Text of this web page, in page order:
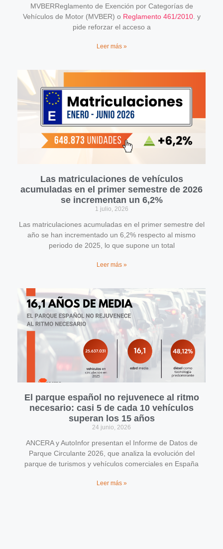
MVBERReglamento de Exención por Categorías de
Vehículos de Motor (MVBER) o Reglamento 461/2010. y
pide reforzar el acceso a
Leer más »
Las matriculaciones de vehículos
acumuladas en el primer semestre de 2026
se incrementan un 6,2%
1 julio, 2026
Las matriculaciones acumuladas en el primer semestre del
año se han incrementado un 6,2% respecto al mismo
periodo de 2025, lo que supone un total
Leer más »
El parque español no rejuvenece al ritmo
necesario: casi 5 de cada 10 vehículos
superan los 15 años
24 junio, 2026
ANCERA y AutoInfor presentan el Informe de Datos de
Parque Circulante 2026, que analiza la evolución del
parque de turismos y vehículos comerciales en España
Leer más »